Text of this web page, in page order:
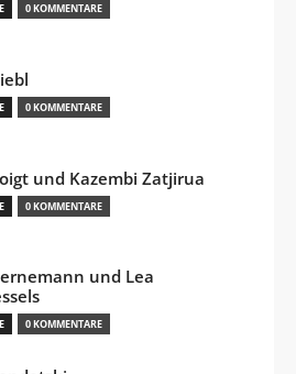
0 KOMMENTARE
0 KOMMENTARE
und Kazembi Zatjirua
0 KOMMENTARE
und Lea
0 KOMMENTARE